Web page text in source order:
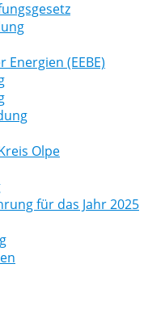
(EEBE)
Olpe
für das Jahr 2025